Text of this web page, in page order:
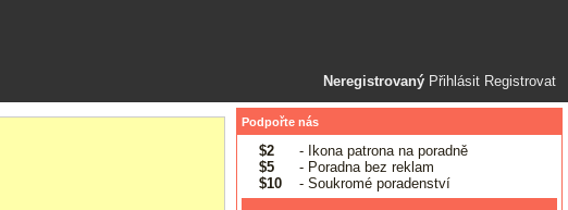
Neregistrovaný Přihlásit Registrovat
Podpořte nás
$2
- Ikona patrona na poradně
$5
- Poradna bez reklam
$10
- Soukromé poradenství